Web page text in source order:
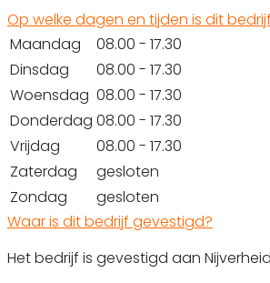
Op welke dagen en tijden is dit
Maandag
08.00 - 17.30
Dinsdag
08.00 - 17.30
Woensdag 08.00 - 17.30
Donderdag 08.00 - 17.30
Vrijdag
08.00 - 17.30
Zaterdag
gesloten
Zondag
gesloten
Waar is dit bedrijf gevestigd?
Het bedrijf is gevestigd aan